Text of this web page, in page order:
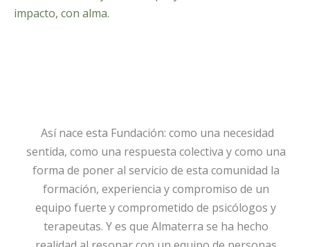
impacto, con alma.
Así nace esta Fundación: como una necesidad
sentida, como una respuesta colectiva y como una
forma de poner al servicio de esta comunidad la
formación, experiencia y compromiso de un
equipo fuerte y comprometido de psicólogos y
terapeutas. Y es que Almaterra se ha hecho